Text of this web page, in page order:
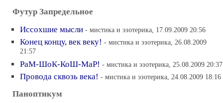
Футур Запредельное
Иссохшие мысли - мистика и эзотерика, 17.09.2009 20:56
Конец концу, век веку! - мистика и эзотерика, 26.08.2009
21:57
РаМ-ШоК-КоШ-МаР! - мистика и эзотерика, 25.08.2009 20:37
Провода сквозь века! - мистика и эзотерика, 24.08.2009 18:16
Паноптикум